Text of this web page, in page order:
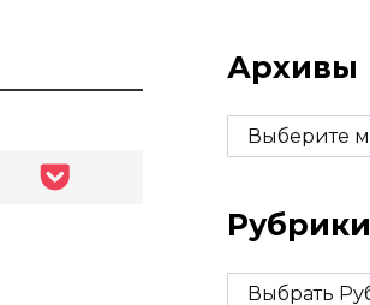
Архивы
Архивы
Рубрики
Рубрики